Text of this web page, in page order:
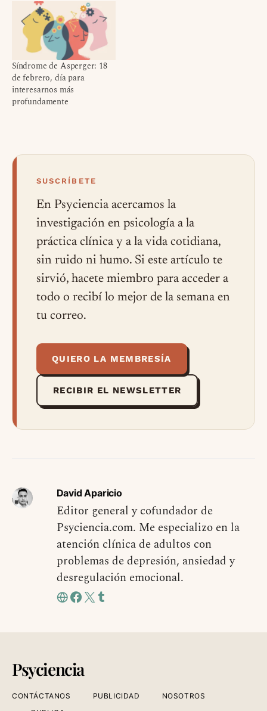
Síndrome de Asperger: 18
de febrero, día para
interesarnos más
profundamente
SUSCRÍBETE
En Psyciencia acercamos la
investigación en psicología a la
práctica clínica y a la vida cotidiana,
sin ruido ni humo. Si este artículo te
sirvió, hacete miembro para acceder a
todo o recibí lo mejor de la semana en
tu correo.
QUIERO LA MEMBRESÍA
RECIBIR EL NEWSLETTER
David Aparicio
Editor general y cofundador de
Psyciencia.com. Me especializo en la
atención clínica de adultos con
problemas de depresión, ansiedad y
desregulación emocional.
Psyciencia
CONTÁCTANOS PUBLICIDAD
NOSOTROS